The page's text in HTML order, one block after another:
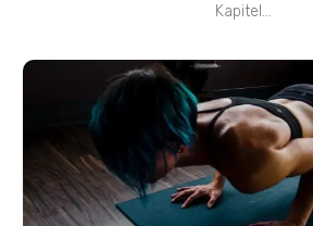
Kapitel...